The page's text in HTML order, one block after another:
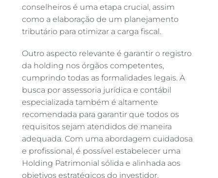
conselheiros é uma etapa crucial, assim
como a elaboração de um planejamento
tributário para otimizar a carga fiscal.
Outro aspecto relevante é garantir o registro
da holding nos órgãos competentes,
cumprindo todas as formalidades legais. A
busca por assessoria jurídica e contábil
especializada também é altamente
recomendada para garantir que todos os
requisitos sejam atendidos de maneira
adequada. Com uma abordagem cuidadosa
e profissional, é possível estabelecer uma
Holding Patrimonial sólida e alinhada aos
objetivos estratégicos do investidor.